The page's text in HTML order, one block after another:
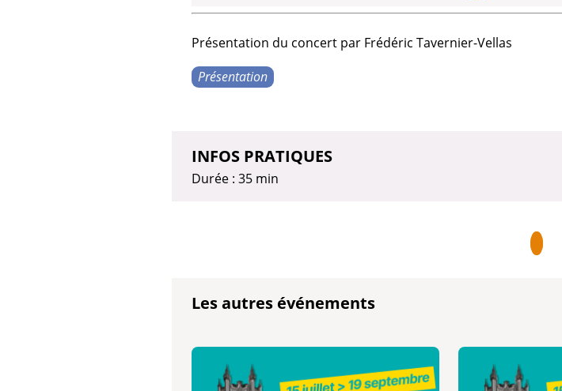
Présentation du concertpar Frédéric Tavernier-Vellas
Présentation
INFOS PRATIQUES
Durée : 35 min
Les autres événements